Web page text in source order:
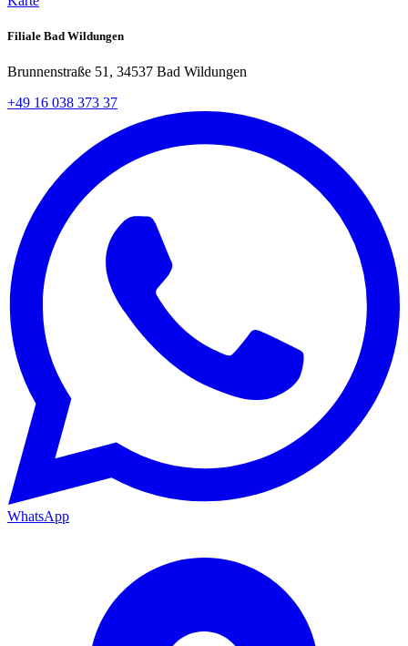
Filiale Bad Wildungen
Brunnenstraße 51, 34537 Bad Wildungen
+49 16 038 373 37
WhatsApp